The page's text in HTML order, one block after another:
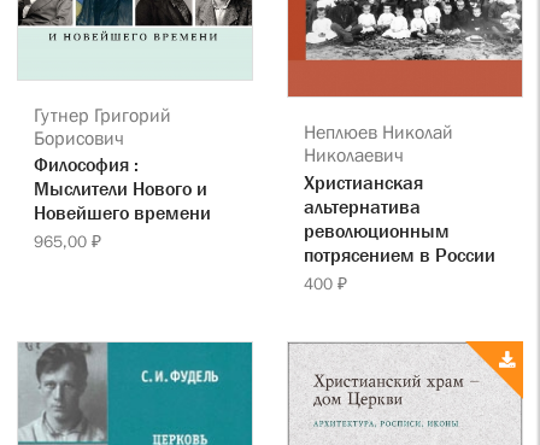
Гутнер Григорий
Борисович
Философия :
Мыслители Нового и
Новейшего времени
965,00 ₽
Неплюев Николай
Николаевич
Христианская
альтернатива
революционным
потрясением в России
400 ₽